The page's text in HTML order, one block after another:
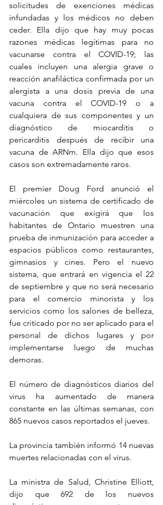
solicitudes de exenciones médicas
infundadas y los médicos no deben
ceder. Ella dijo que hay muy pocas
razones médicas legítimas para no
vacunarse contra el COVID-19; las
cuales incluyen una alergia grave o
reacción anafiláctica confirmada por un
alergista a una dosis previa de una
vacuna contra el COVID-19 o a
cualquiera de sus componentes y un
diagnóstico de miocarditis o
pericarditis después de recibir una
vacuna de ARNm. Ella dijo que esos
casos son extremadamente raros.
El premier Doug Ford anunció el
miércoles un sistema de certificado de
vacunación que exigirá que los
habitantes de Ontario muestren una
prueba de inmunización para acceder a
espacios públicos como restaurantes,
gimnasios y cines. Pero el nuevo
sistema, que entrará en vigencia el 22
de septiembre y que no será necesario
para el comercio minorista y los
servicios como los salones de belleza,
fue criticado por no ser aplicado para el
personal de dichos lugares y por
implementarse luego de muchas
demoras.
El número de diagnósticos diarios del
virus ha aumentado de manera
constante en las últimas semanas, con
865 nuevos casos reportados el jueves.
La provincia también informó 14 nuevas
muertes relacionadas con el virus.
La ministra de Salud, Christine Elliott,
dijo que 692 de los nuevos